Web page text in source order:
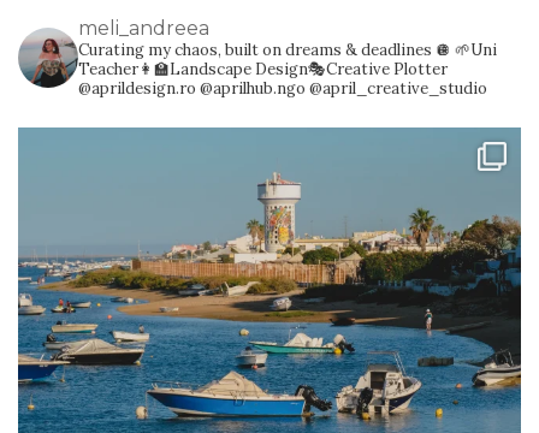
meli_andreea
Curating my chaos, built on dreams & deadlines 🪩 🌱Uni
Teacher👩‍🏫Landscape Design🎭Creative Plotter
@aprildesign.ro @aprilhub.ngo @april_creative_studio